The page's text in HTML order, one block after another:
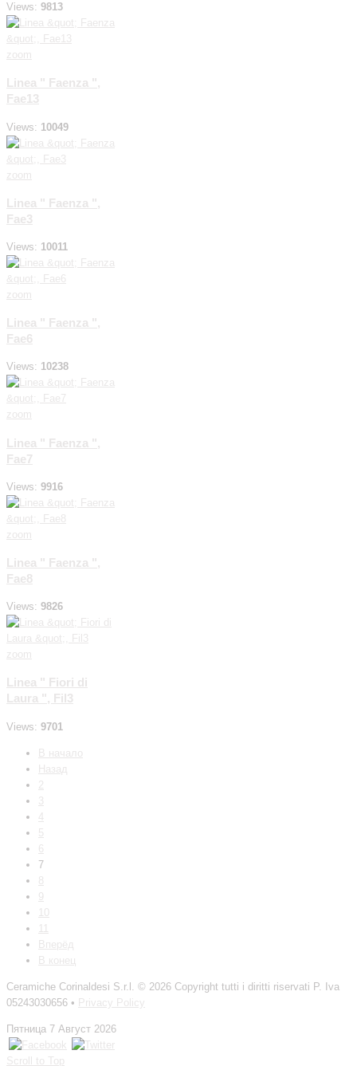
Views: 9813
zoom
Linea " Faenza ",
Fae13
Views: 10049
zoom
Linea " Faenza ",
Fae3
Views: 10011
zoom
Linea " Faenza ",
Fae6
Views: 10238
zoom
Linea " Faenza ",
Fae7
Views: 9916
zoom
Linea " Faenza ",
Fae8
Views: 9826
zoom
Linea " Fiori di
Laura ", Fil3
Views: 9701
В начало
Назад
2
3
4
5
6
7
8
9
10
11
Вперёд
В конец
Ceramiche Corinaldesi S.r.l. © 2026 Copyright tutti i diritti riservati P. Iva
05243030656 • Privacy Policy
Пятница 7 Август 2026
Scroll to Top